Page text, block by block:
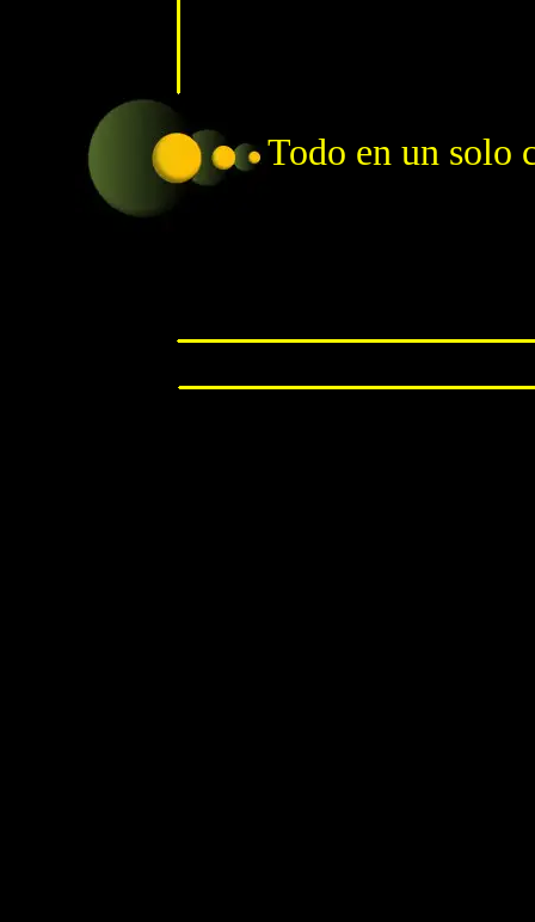
Todo en un solo